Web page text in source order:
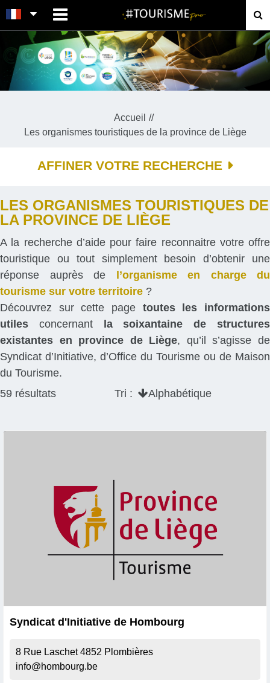
Accueil
Les organismes touristiques de la province de Liège
AFFINER VOTRE RECHERCHE
LES ORGANISMES TOURISTIQUES DE
LA PROVINCE DE LIÈGE
A la recherche d’aide pour faire reconnaitre votre offre
touristique ou tout simplement besoin d’obtenir une
réponse auprès de l’organisme en charge du
tourisme sur votre territoire ?
Découvrez sur cette page toutes les informations
utiles concernant la soixantaine de structures
existantes en province de Liège, qu’il s’agisse de
Syndicat d’Initiative, d’Office du Tourisme ou de Maison
du Tourisme.
59 résultats Tri : Alphabétique
Syndicat d'Initiative de Hombourg
8 Rue Laschet 4852 Plombières
info@hombourg.be